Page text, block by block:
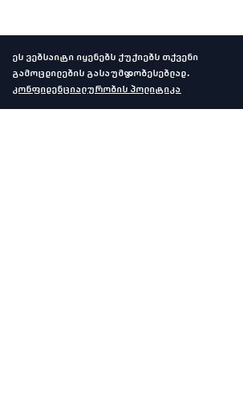
ეს ვებსაიტი იყენებს ქუქიებს თქვენი
გამოცდილების გასაუმჯობესებლად.
კონფიდენციალურობის პოლიტიკა